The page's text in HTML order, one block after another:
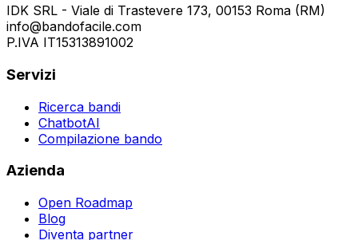
IDK SRL - Viale di Trastevere 173, 00153 Roma (RM)
info@bandofacile.com
P.IVA IT15313891002
Servizi
Ricerca bandi
ChatbotAI
Compilazione bando
Azienda
Open Roadmap
Blog
Diventa partner